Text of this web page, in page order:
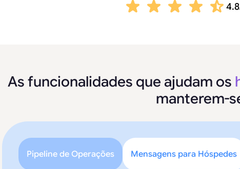
4.8
As funcionalidades que ajudam os
manterem-
Pipeline de Operações Mensagens para Hóspedes